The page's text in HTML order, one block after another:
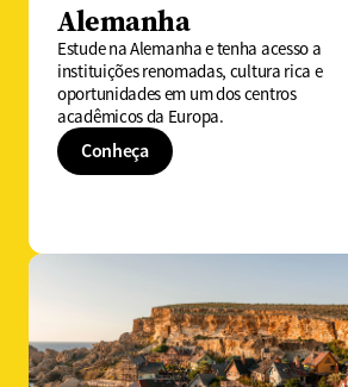
Alemanha​
Estude na Alemanha e tenha acesso a
instituições renomadas, cultura rica e
oportunidades em um dos centros
acadêmicos da Europa.
Conheça